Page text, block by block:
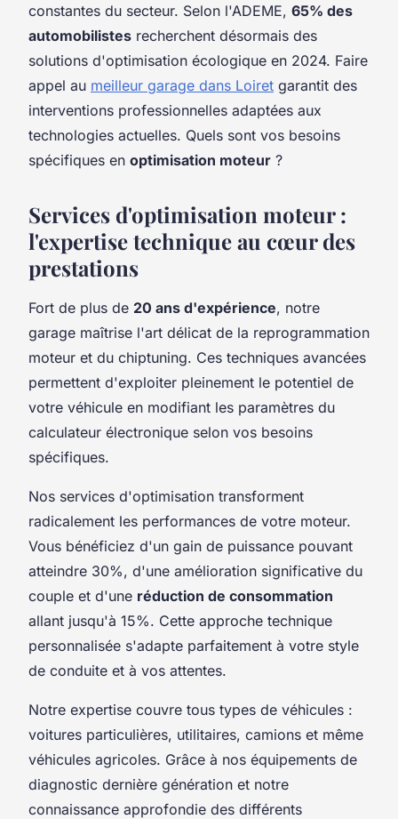
constantes du secteur. Selon l'ADEME, 65% des
automobilistes recherchent désormais des
solutions d'optimisation écologique en 2024. Faire
appel au meilleur garage dans Loiret garantit des
interventions professionnelles adaptées aux
technologies actuelles. Quels sont vos besoins
spécifiques en optimisation moteur ?
Services d'optimisation moteur :
l'expertise technique au cœur des
prestations
Fort de plus de 20 ans d'expérience, notre
garage maîtrise l'art délicat de la reprogrammation
moteur et du chiptuning. Ces techniques avancées
permettent d'exploiter pleinement le potentiel de
votre véhicule en modifiant les paramètres du
calculateur électronique selon vos besoins
spécifiques.
Nos services d'optimisation transforment
radicalement les performances de votre moteur.
Vous bénéficiez d'un gain de puissance pouvant
atteindre 30%, d'une amélioration significative du
couple et d'une réduction de consommation
allant jusqu'à 15%. Cette approche technique
personnalisée s'adapte parfaitement à votre style
de conduite et à vos attentes.
Notre expertise couvre tous types de véhicules :
voitures particulières, utilitaires, camions et même
véhicules agricoles. Grâce à nos équipements de
diagnostic dernière génération et notre
connaissance approfondie des différents